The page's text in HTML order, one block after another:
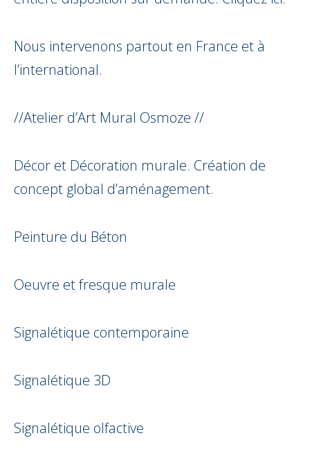
Nous intervenons partout en France et à
l’international.
//Atelier d’Art Mural Osmoze //
Décor et Décoration murale. Création de
concept global d’aménagement.
Peinture du Béton
Oeuvre et fresque murale
Signalétique contemporaine
Signalétique 3D
Signalétique olfactive